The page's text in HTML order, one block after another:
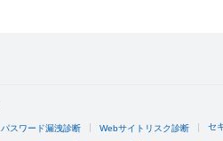
パスワード漏洩診断 Webサイトリスク診断 セ